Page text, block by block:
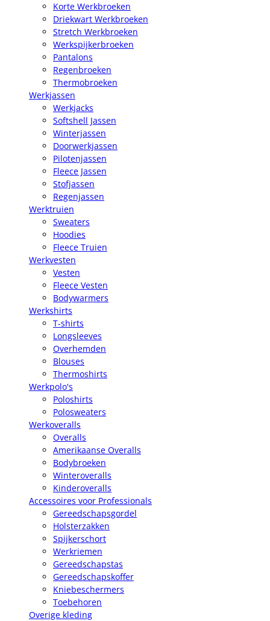
Korte Werkbroeken
Driekwart Werkbroeken
Stretch Werkbroeken
Werkspijkerbroeken
Pantalons
Regenbroeken
Thermobroeken
Werkjassen
Werkjacks
Softshell Jassen
Winterjassen
Doorwerkjassen
Pilotenjassen
Fleece Jassen
Stofjassen
Regenjassen
Werktruien
Sweaters
Hoodies
Fleece Truien
Werkvesten
Vesten
Fleece Vesten
Bodywarmers
Werkshirts
T-shirts
Longsleeves
Overhemden
Blouses
Thermoshirts
Werkpolo's
Poloshirts
Polosweaters
Werkoveralls
Overalls
Amerikaanse Overalls
Bodybroeken
Winteroveralls
Kinderoveralls
Accessoires voor Professionals
Gereedschapsgordel
Holsterzakken
Spijkerschort
Werkriemen
Gereedschapstas
Gereedschapskoffer
Kniebeschermers
Toebehoren
Overige kleding